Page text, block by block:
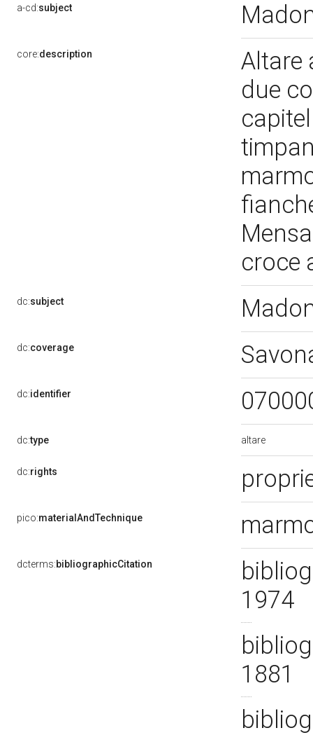
a-cd:subject
core:description
Altare
due
croce
dc:subject
dc:coverage
dc:identifier
dc:type altare
dc:rights
pico:materialAndTechnique
dcterms:bibliographicCitation
1974
1881